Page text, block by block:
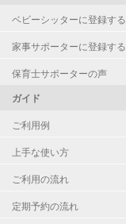
ベビーシッターに登録する
家事サポーターに登録する
保育士サポーターの声
ガイド
ご利用例
上手な使い方
ご利用の流れ
定期予約の流れ